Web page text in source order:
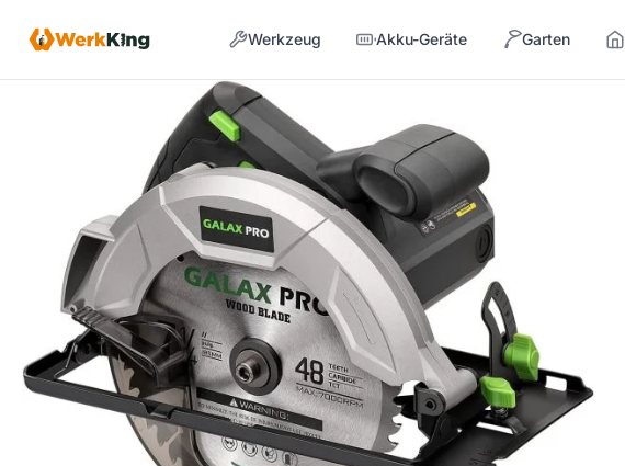
Inhalt
Werkzeug Akku-Geräte Garten